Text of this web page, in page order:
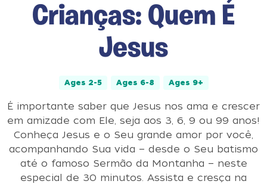
Crianças: Quem É
Jesus
Ages 2-5 Ages 6-8 Ages 9+
É importante saber que Jesus nos ama e crescer
em amizade com Ele, seja aos 3, 6, 9 ou 99 anos!
Conheça Jesus e o Seu grande amor por você,
acompanhando Sua vida — desde o Seu batismo
até o famoso Sermão da Montanha — neste
especial de 30 minutos. Assista e cresça na